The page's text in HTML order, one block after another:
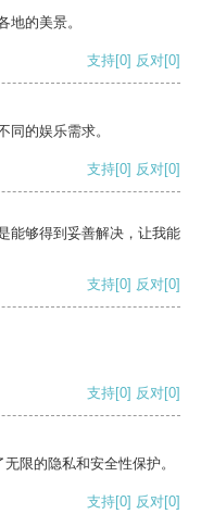
地的美景。
支持[0] 反对[0]
同的娱乐需求。
支持[0] 反对[0]
能够得到妥善解决，让我能
支持[0] 反对[0]
支持[0] 反对[0]
限的隐私和安全性保护。
支持[0] 反对[0]